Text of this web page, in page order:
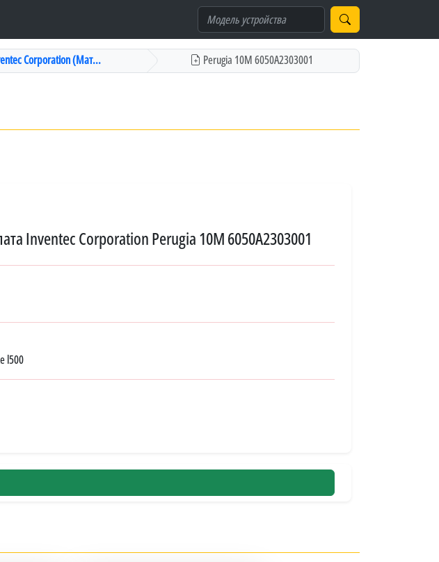
Corporation (Мат... Perugia 10M 6050A2303001
Inventec Corporation Perugia 10M 6050A2303001
l500